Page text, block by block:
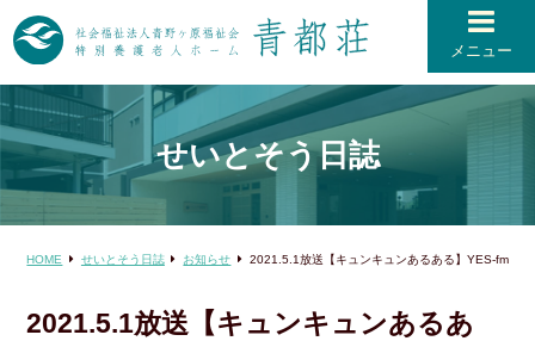
メニュー
せいとそう日誌
HOME せいとそう日誌 お知らせ 2021.5.1放送【キュンキュンあるある】YES-fm Ｓ
2021.5.1放送【キュンキュンあるあ